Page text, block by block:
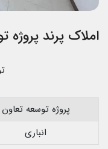
املاک پرند پروژه
پروژه توسعه تعاون
انباری